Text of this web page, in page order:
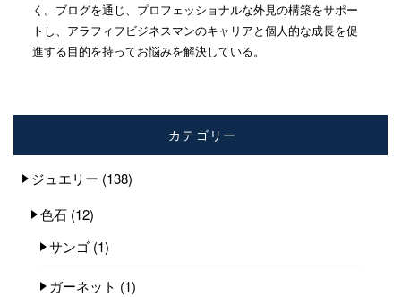
く。ブログを通じ、プロフェッショナルな外見の構築をサポー
トし、アラフィフビジネスマンのキャリアと個人的な成長を促
進する目的を持ってお悩みを解決している。
カテゴリー
ジュエリー (138)
色石 (12)
サンゴ (1)
ガーネット (1)